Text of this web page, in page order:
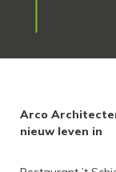
Arco
nieuw leven in